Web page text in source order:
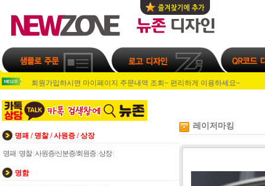
회원가입 후 주문시 마다 적립금 지급~쌓인 적립금으로 인쇄물 주문~^^
회원가입 후 주문시 마다 적립금 지급~쌓인 적립금으로 인쇄물 주문~^^
회원가입하시면 마이페이지 주문내역 조회~ 편리하게 이용하세요~
회원가입 후 주문시 마다 적립금 지급~쌓인 적립금으로 인쇄물 주문~^^
회원가입 후 주문시 마다 적립금 지급~쌓인 적립금으로 인쇄물 주문~^^
회원가입하시면 마이페이지 주문내역 조회~ 편리하게 이용하세요~
회원가입하시고 주문하시면 1000포인트 적립해드립니다.
명패 / 명찰 / 사원증 / 상장
명패 명찰| 사원증/신분증/회원증 상장|
명함
레이저마킹